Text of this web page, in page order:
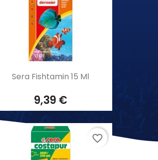
Aperçu rapide
Sera Fishtamin 15 Ml
9,39 €
favorite_border